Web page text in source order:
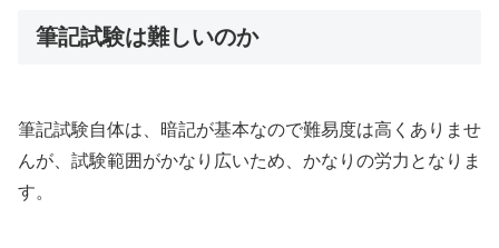
筆記試験は難しいのか
筆記試験自体は、暗記が基本なので難易度は高くありませ
んが、試験範囲がかなり広いため、かなりの労力となりま
す。